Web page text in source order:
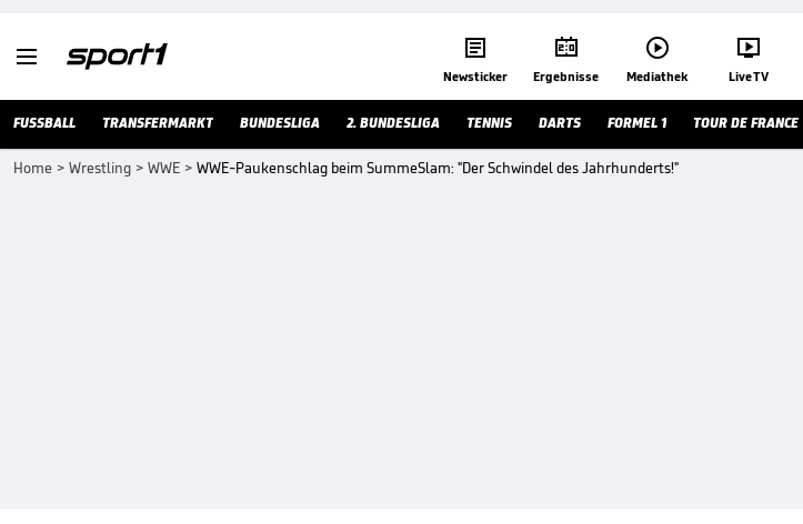
 
Newsticker

Ergebnisse

Mediathek

Live TV
FUSSBALL TRANSFERMARKT BUNDESLIGA 2. BUNDESLIGA TENNIS DARTS FORMEL 1 TOUR DE FRANCE
Home > Wrestling > WWE > WWE-Paukenschlag beim SummeSlam: "Der Schwindel des Jahrhunderts!"